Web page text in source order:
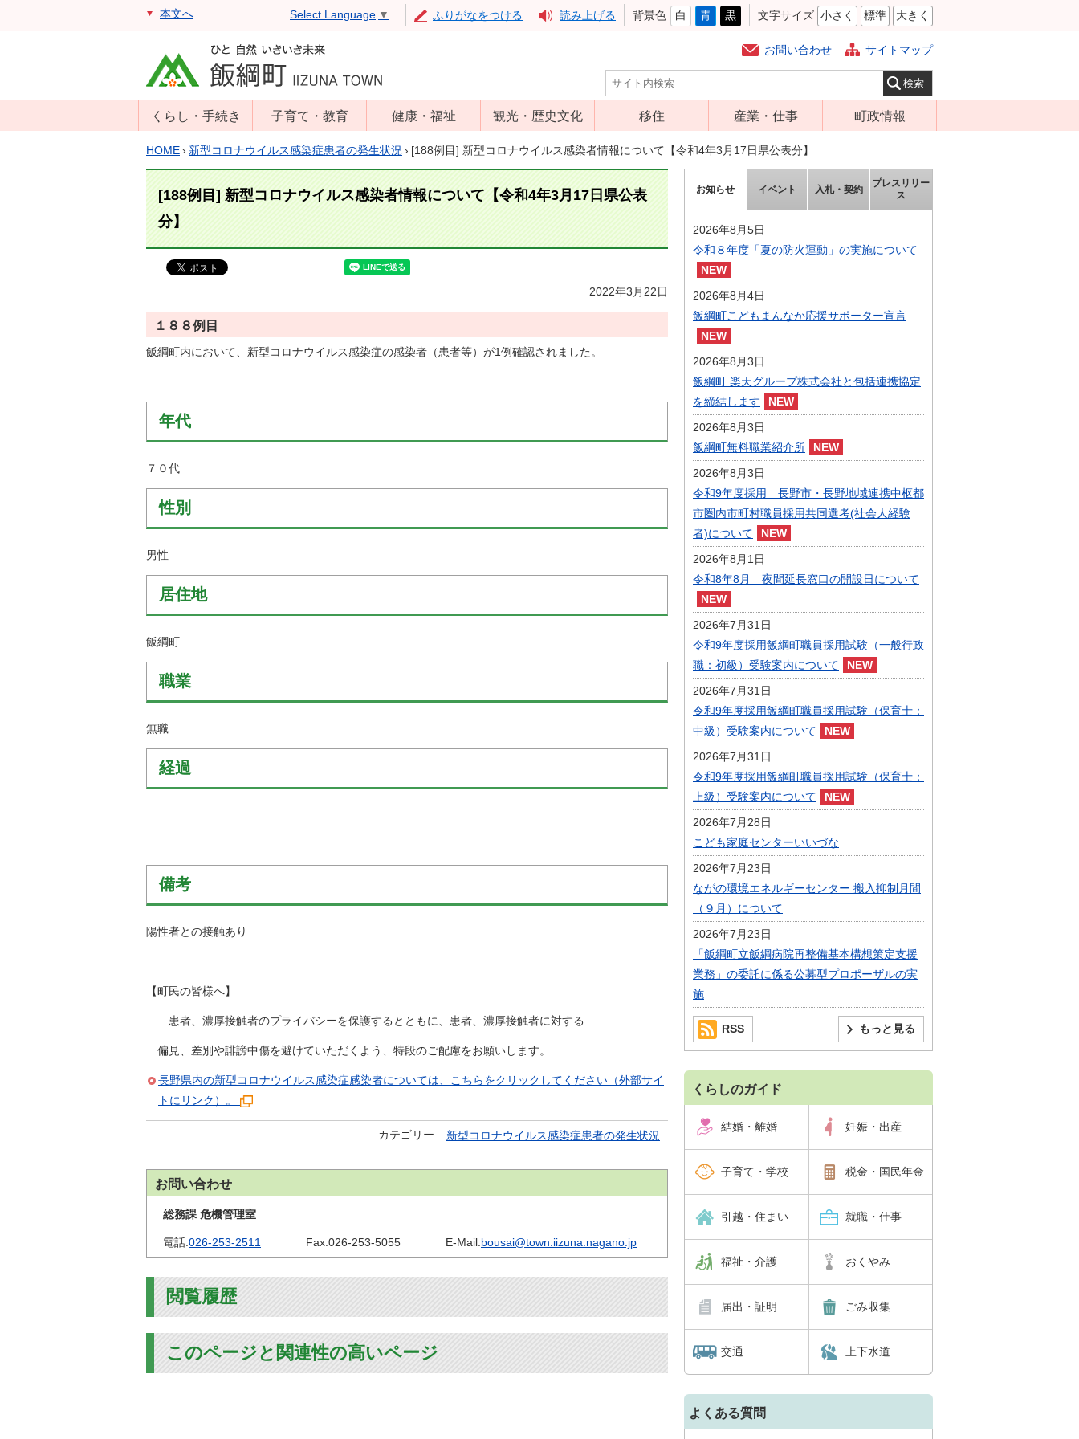
本文へ Select Language ▼ ふりがなをつける 読み上げる 背景色 白 青 黒 文字サイズ 小さく 標準 大きく
お問い合わせ サイトマップ
くらし・手続き
戸籍・住民票・
住民登録
戸籍届出
届出
年金・保険
税金
環境・ゴミ
上下水道
ペット・動物
子育て・教育
年齢別子育て情
子育て支援
児童クラブ
ティスクール
健康・福祉
児童福祉
高齢者福祉
介護保険
保健・医療
健康増進
観光・歴史文化
観光
アップルミュー
ジアム
文化財
移住 産業・仕事
経営支援・金融
就労支援
農林業振興
令・規制
企業の税金
入札・契約
指定管理者制度
人材募集
町政情報
組織案内
庁舎案内
ふるさと納税
人事・職員募集
まちづくり
庁舎建設
HOME› 新型コロナウイルス感染症患者の発生状況 › [188例目] 新型コロナウイルス感染者情報について【令和4年3月17日県公表分】
[188例目] 新型コロナウイルス感染者情報について【令和4年3月17日県公表
分】
2022年3月22日
１８８例目
飯綱町内において、新型コロナウイルス感染症の感染者（患者等）が1例確認されました。
年代
７０代
性別
男性
居住地
飯綱町
職業
無職
経過
備考
陽性者との接触あり
【町民の皆様へ】
患者、濃厚接触者のプライバシーを保護するとともに、患者、濃厚接触者に対する
偏見、差別や誹謗中傷を避けていただくよう、特段のご配慮をお願いします。
長野県内の新型コロナウイルス感染症感染者については、こちらをクリックしてください（外部サイ
トにリンク）。
カテゴリー 新型コロナウイルス感染症患者の発生状況
お問い合わせ
総務課 危機管理室
電話:026-253-2511 Fax:026-253-5055 E-Mail:bousai@town.iizuna.nagano.jp
閲覧履歴
このページと関連性の高いページ
お知らせ イベント 入札・契約
プレスリリー
ス
2026年8月5日
令和８年度「夏の防火運動」の実施について
2026年8月4日
飯綱町こどもまんなか応援サポーター宣言
2026年8月3日
飯綱町 楽天グループ株式会社と包括連携協定
を締結します
2026年8月3日
飯綱町無料職業紹介所
2026年8月3日
令和9年度採用 長野市・長野地域連携中枢都
市圏内市町村職員採用共同選考(社会人経験
者)について
2026年8月1日
令和8年8月 夜間延長窓口の開設日について
2026年7月31日
令和9年度採用飯綱町職員採用試験（一般行政
職：初級）受験案内について
2026年7月31日
令和9年度採用飯綱町職員採用試験（保育士：
中級）受験案内について
2026年7月31日
令和9年度採用飯綱町職員採用試験（保育士：
上級）受験案内について
2026年7月28日
こども家庭センターいいづな
2026年7月23日
ながの環境エネルギーセンター 搬入抑制月間
（９月）について
2026年7月23日
「飯綱町立飯綱病院再整備基本構想策定支援
業務」の委託に係る公募型プロポーザルの実
施
もっと見る
RSS
くらしのガイド
結婚・離婚 妊娠・出産
子育て・学校 税金・国民年金
引越・住まい 就職・仕事
福祉・介護 おくやみ
届出・証明 ごみ収集
交通 上下水道
よくある質問